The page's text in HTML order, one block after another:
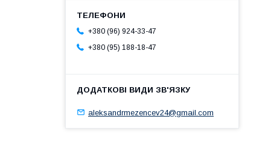
+380 (96) 924-33-47
+380 (95) 188-18-47
aleksandrmezencev24@gmail.com